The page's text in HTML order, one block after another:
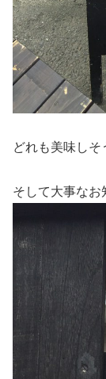
どれも美味しそ
そして大事なお